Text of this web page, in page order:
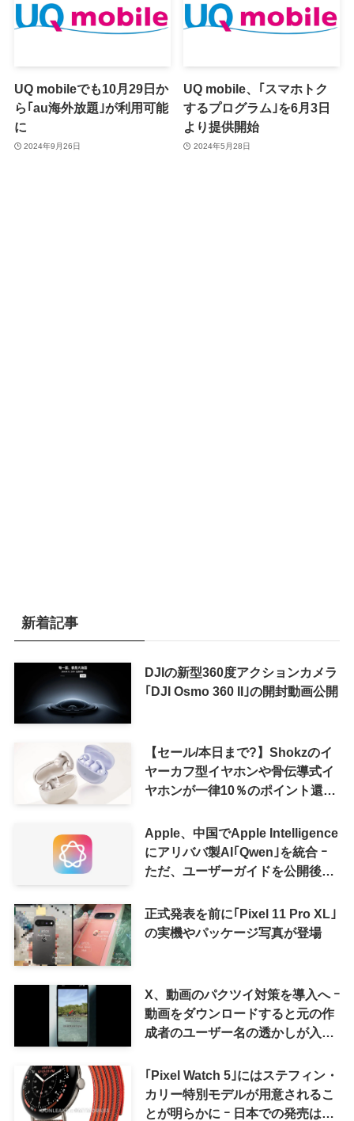
UQ mobileでも10月29日か
ら｢au海外放題｣が利用可能
に
2024年9月26日
UQ mobile、｢スマホトク
するプログラム｣を6月3日
より提供開始
2024年5月28日
新着記事
DJIの新型360度アクションカメラ
｢DJI Osmo 360 II｣の開封動画公開
【セール/本日まで?】Shokzのイ
ヤーカフ型イヤホンや骨伝導式イ
ヤホンが一律10％のポイント還元
Apple、中国でApple Intelligence
にアリババ製AI｢Qwen｣を統合 ｰ
ただ、ユーザーガイドを公開後に
正式発表を前に｢Pixel 11 Pro XL｣
の実機やパッケージ写真が登場
X、動画のパクツイ対策を導入へ ｰ
動画をダウンロードすると元の作
成者のユーザー名の透かしが入る
｢Pixel Watch 5｣にはステフィン・
カリー特別モデルが用意されるこ
とが明らかに ｰ 日本での発売は期